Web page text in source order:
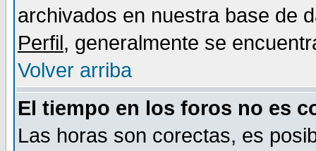
archivados en nuestra base de
Perfil, generalmente se
Volver arriba
El tiempo en los foros no es
Las horas son corectas, es